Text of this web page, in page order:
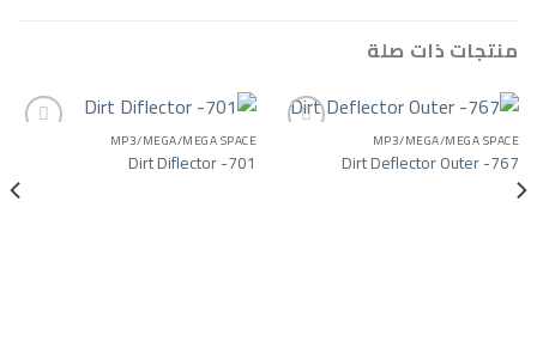
صلة
Add to wishlist
MP3/
Dirt
to wishlist
MP3/MEGA/MEGA SPACE
Dirt Diflector -701